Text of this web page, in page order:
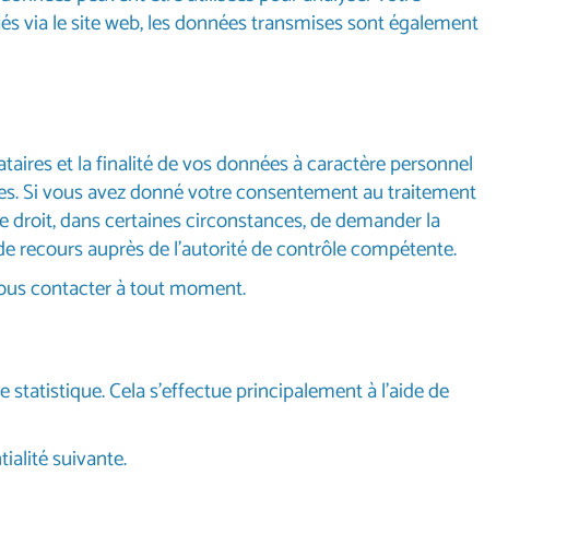
via le site web, les données transmises sont également
et la finalité de vos données à caractère personnel
Si vous avez donné votre consentement au traitement
dans certaines circonstances, de demander la
recours auprès de l’autorité de contrôle compétente.
contacter à tout moment.
Cela s’effectue principalement à l’aide de
suivante.